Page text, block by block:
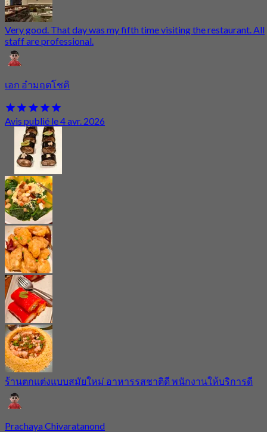
Very good. That day was my fifth time visiting the restaurant. All
staff are professional.
เอก อำมฤตโชคิ
Avis publié le 4 avr. 2026
ร้านตกแต่งแบบสมัยใหม่ อาหารรสชาติดี พนักงานให้บริการดี
Prachaya Chivaratanond